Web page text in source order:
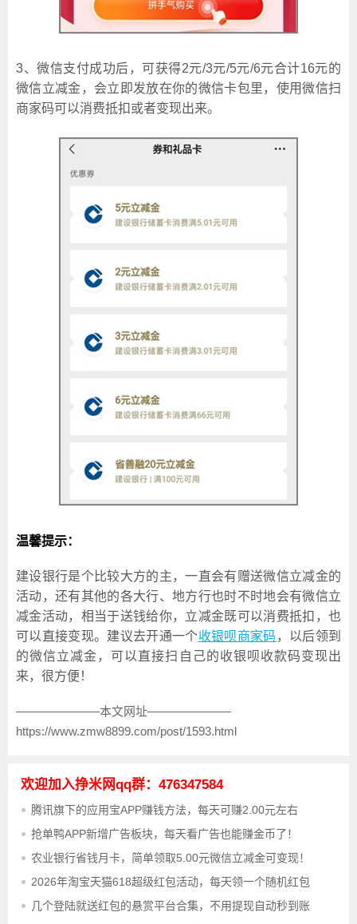
3、微信支付成功后，可获得2元/3元/5元/6元合计16元的
微信立减金，会立即发放在你的微信卡包里，使用微信扫
商家码可以消费抵扣或者变现出来。
温馨提示：
建设银行是个比较大方的主，一直会有赠送微信立减金的
活动，还有其他的各大行、地方行也时不时地会有微信立
减金活动，相当于送钱给你，立减金既可以消费抵扣，也
可以直接变现。建议去开通一个收银呗商家码 ，以后领到
的微信立减金，可以直接扫自己的收银呗收款码变现出
来，很方便！
———————本文网址———————
https://www.zmw8899.com/post/1593.html
欢迎加入挣米网qq群：476347584
腾讯旗下的应用宝APP赚钱方法，每天可赚2.00元左右
抢单鸭APP新增广告板块，每天看广告也能赚金币了！
农业银行省钱月卡，简单领取5.00元微信立减金可变现！
2026年淘宝天猫618超级红包活动，每天领一个随机红包
几个登陆就送红包的悬赏平台合集，不用提现自动秒到账